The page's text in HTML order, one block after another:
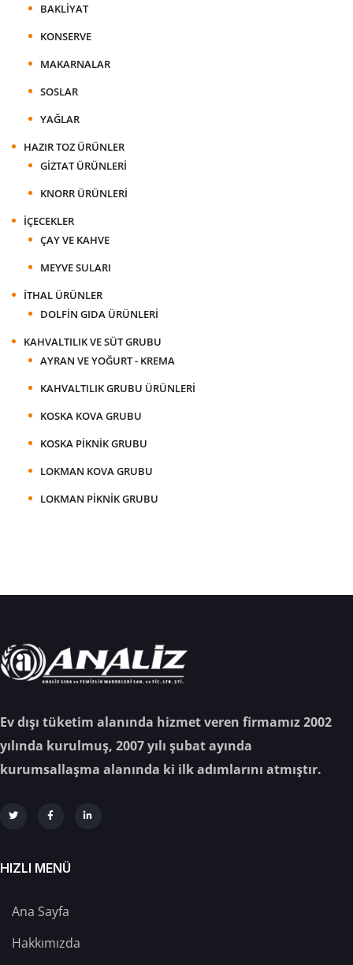
BAKLIYAT
KONSERVE
MAKARNALAR
SOSLAR
YAĞLAR
HAZIR TOZ ÜRÜNLER
GIZTAT ÜRÜNLERI
KNORR ÜRÜNLERI
İÇECEKLER
ÇAY VE KAHVE
MEYVE SULARI
İTHAL ÜRÜNLER
DOLFIN GIDA ÜRÜNLERI
KAHVALTILIK VE SÜT GRUBU
AYRAN VE YOĞURT - KREMA
KAHVALTILIK GRUBU ÜRÜNLERI
KOSKA KOVA GRUBU
KOSKA PIKNIK GRUBU
LOKMAN KOVA GRUBU
LOKMAN PIKNIK GRUBU
Ev dışı tüketim alanında hizmet veren firmamız 2002
yılında kurulmuş, 2007 yılı şubat ayında
kurumsallaşma alanında ki ilk adımlarını atmıştır.
HIZLI MENÜ
Ana Sayfa
Hakkımızda